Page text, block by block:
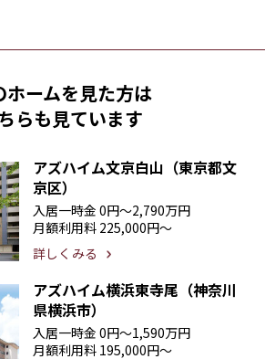
ホームを見た方は
らも見ています
アズハイム文京白山（東京都文
京区）
入居一時金 0円〜2,790万円
月額利用料 225,000円〜
詳しくみる
アズハイム横浜東寺尾（神奈川
県横浜市）
入居一時金 0円〜1,590万円
月額利用料 195,000円〜